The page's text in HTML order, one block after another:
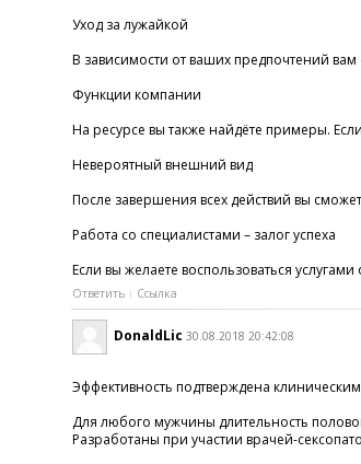
Уход за лужайкой
В зависимости от ваших предпочтений
Функции компании
На ресурсе вы также найдёте примеры.
Невероятный внешний вид
После завершения всех действий вы
Работа со специалистами – залог успеха
Если вы желаете воспользоваться
Ответить Ссылка
DonaldLic 30.08.2018 20:42:08
Эффективность подтверждена
Для любого мужчины длительность
Разработаны при участии врачей-